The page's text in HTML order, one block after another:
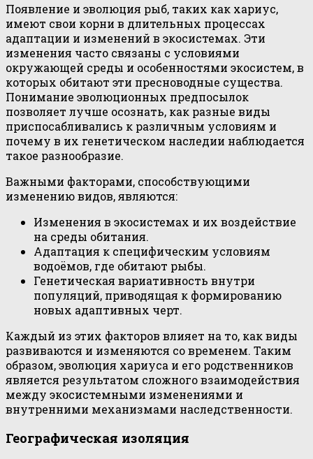
Появление и эволюция рыб, таких как хариус,
имеют свои корни в длительных процессах
адаптации и изменений в экосистемах. Эти
изменения часто связаны с условиями
окружающей среды и особенностями экосистем, в
которых обитают эти пресноводные существа.
Понимание эволюционных предпосылок
позволяет лучше осознать, как разные виды
приспосабливались к различным условиям и
почему в их генетическом наследии наблюдается
такое разнообразие.
Важными факторами, способствующими
изменению видов, являются:
Изменения в экосистемах и их воздействие
на среды обитания.
Адаптация к специфическим условиям
водоёмов, где обитают рыбы.
Генетическая вариативность внутри
популяций, приводящая к формированию
новых адаптивных черт.
Каждый из этих факторов влияет на то, как виды
развиваются и изменяются со временем. Таким
образом, эволюция хариуса и его родственников
является результатом сложного взаимодействия
между экосистемными изменениями и
внутренними механизмами наследственности.
Географическая изоляция